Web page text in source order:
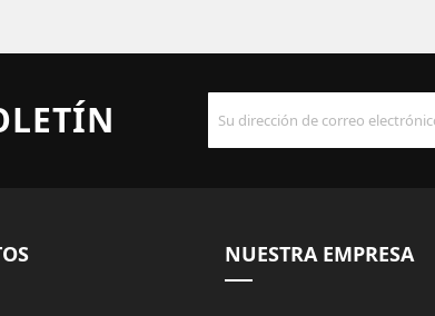
NUESTRA EMPRESA